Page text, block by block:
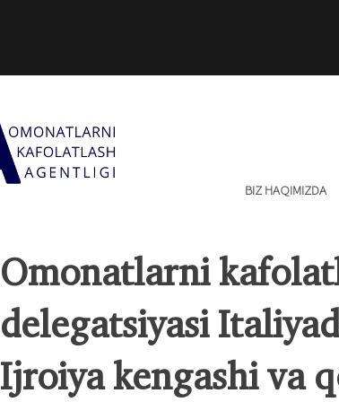
BIZ HAQIMIZDA
Omonatlarni
delegatsiyasi
Ijroiya kengashi va